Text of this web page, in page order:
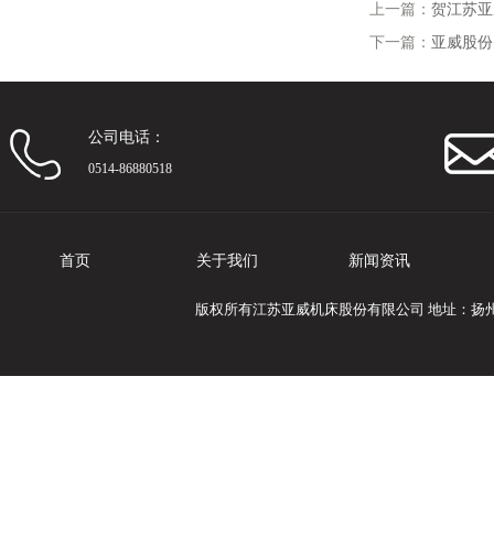
上一篇： 贺江苏
下一篇： 亚威股
公司电话：
0514-86880518
首页 关于我们 新闻资讯
版权所有江苏亚威机床股份有限公司 地址：